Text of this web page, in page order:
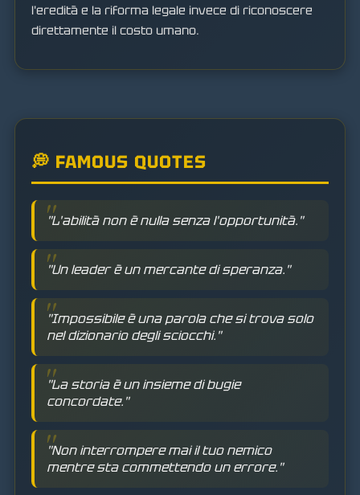
l'eredità e la riforma legale invece di riconoscere
direttamente il costo umano.
💭 FAMOUS QUOTES
"L'abilità non è nulla senza l'opportunità."
"Un leader è un mercante di speranza."
"Impossibile è una parola che si trova solo
nel dizionario degli sciocchi."
"La storia è un insieme di bugie
concordate."
"Non interrompere mai il tuo nemico
mentre sta commettendo un errore."